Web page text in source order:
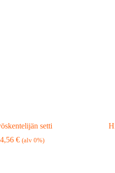
setti
4,56 € (alv 0%)